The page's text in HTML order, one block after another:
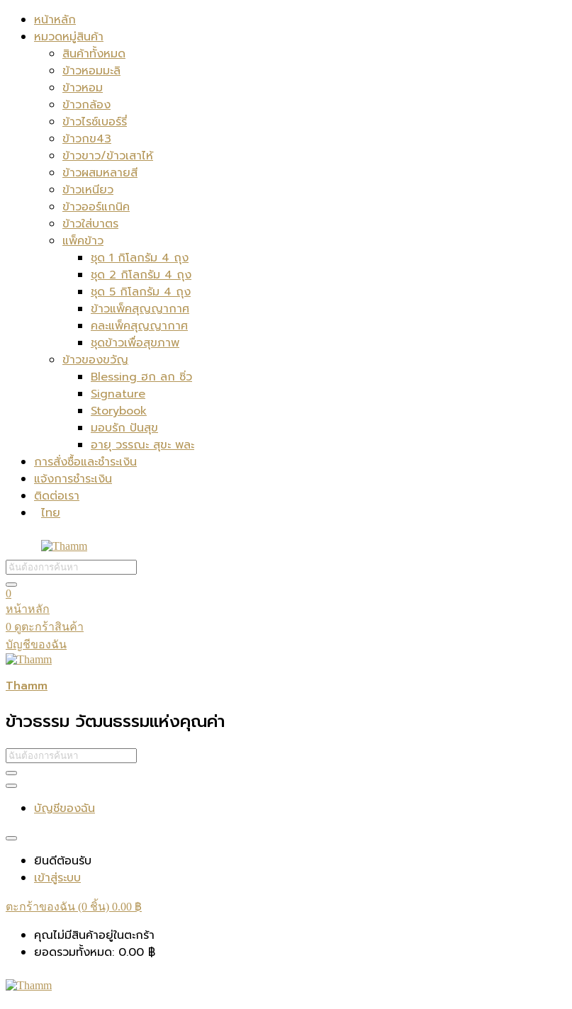
หน้าหลัก
หมวดหมู่สินค้า
สินค้าทั้งหมด
ข้าวหอมมะลิ
ข้าวหอม
ข้าวกล้อง
ข้าวไรซ์เบอร์รี่
ข้าวกข43
ข้าวขาว/ข้าวเสาไห้
ข้าวผสมหลายสี
ข้าวเหนียว
ข้าวออร์แกนิค
ข้าวใส่บาตร
แพ็คข้าว
ชุด 1 กิโลกรัม 4 ถุง
ชุด 2 กิโลกรัม 4 ถุง
ชุด 5 กิโลกรัม 4 ถุง
ข้าวแพ็คสุญญากาศ
คละแพ็คสุญญากาศ
ชุดข้าวเพื่อสุขภาพ
ข้าวของขวัญ
Blessing ฮก ลก ซิ่ว
Signature
Storybook
มอบรัก ปันสุข
อายุ วรรณะ สุขะ พละ
การสั่งซื้อและชำระเงิน
แจ้งการชำระเงิน
ติดต่อเรา
ไทย
0
หน้าหลัก
0 ดูตะกร้าสินค้า
บัญชีของฉัน
Thamm
ข้าวธรรม วัฒนธรรมแห่งคุณค่า
บัญชีของฉัน
ยินดีต้อนรับ
เข้าสู่ระบบ
ตะกร้าของฉัน (0 ชิ้น) 0.00 ฿
คุณไม่มีสินค้าอยู่ในตะกร้า
ยอดรวมทั้งหมด: 0.00 ฿